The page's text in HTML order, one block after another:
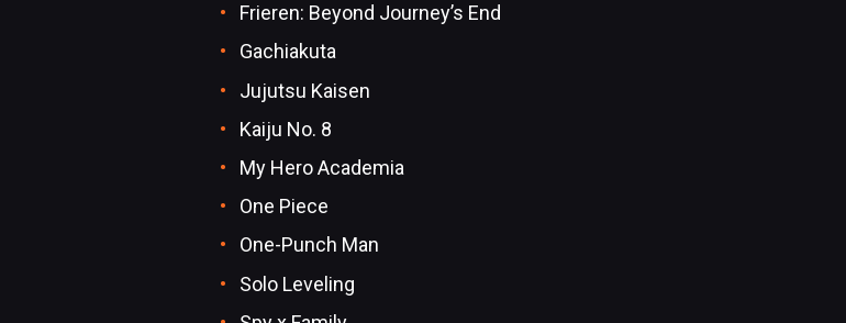
Frieren: Beyond Journey’s End
Gachiakuta
Jujutsu Kaisen
Kaiju No. 8
My Hero Academia
One Piece
One-Punch Man
Solo Leveling